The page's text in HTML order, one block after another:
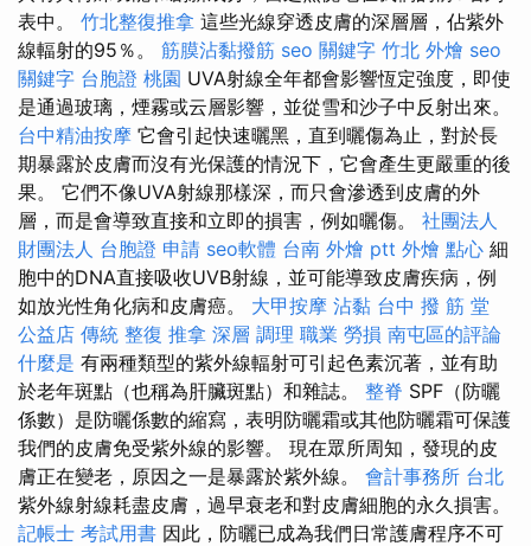
表中。 竹北整復推拿 這些光線穿透皮膚的深層層，佔紫外
線輻射的95％。 筋膜沾黏撥筋 seo 關鍵字 竹北 外燴 seo
關鍵字 台胞證 桃園 UVA射線全年都會影響恆定強度，即使
是通過玻璃，煙霧或云層影響，並從雪和沙子中反射出來。
台中精油按摩 它會引起快速曬黑，直到曬傷為止，對於長
期暴露於皮膚而沒有光保護的情況下，它會產生更嚴重的後
果。 它們不像UVA射線那樣深，而只會滲透到皮膚的外
層，而是會導致直接和立即的損害，例如曬傷。 社團法人
財團法人 台胞證 申請 seo軟體 台南 外燴 ptt 外燴 點心 細
胞中的DNA直接吸收UVB射線，並可能導致皮膚疾病，例
如放光性角化病和皮膚癌。 大甲按摩 沾黏 台中 撥 筋 堂
公益店 傳統 整復 推拿 深層 調理 職業 勞損 南屯區的評論
什麼是 有兩種類型的紫外線輻射可引起色素沉著，並有助
於老年斑點（也稱為肝臟斑點）和雜誌。 整脊 SPF（防曬
係數）是防曬係數的縮寫，表明防曬霜或其他防曬霜可保護
我們的皮膚免受紫外線的影響。 現在眾所周知，發現的皮
膚正在變老，原因之一是暴露於紫外線。 會計事務所 台北
紫外線射線耗盡皮膚，過早衰老和對皮膚細胞的永久損害。
記帳士 考試用書 因此，防曬已成為我們日常護膚程序不可